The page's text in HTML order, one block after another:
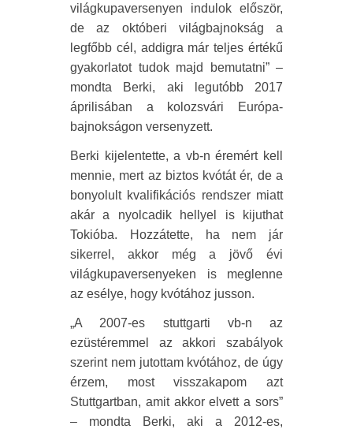
világkupaversenyen indulok először,
de az októberi világbajnokság a
legfőbb cél, addigra már teljes értékű
gyakorlatot tudok majd bemutatni” –
mondta Berki, aki legutóbb 2017
áprilisában a kolozsvári Európa-
bajnokságon versenyzett.
Berki kijelentette, a vb-n éremért kell
mennie, mert az biztos kvótát ér, de a
bonyolult kvalifikációs rendszer miatt
akár a nyolcadik hellyel is kijuthat
Tokióba. Hozzátette, ha nem jár
sikerrel, akkor még a jövő évi
világkupaversenyeken is meglenne
az esélye, hogy kvótához jusson.
„A 2007-es stuttgarti vb-n az
ezüstéremmel az akkori szabályok
szerint nem jutottam kvótához, de úgy
érzem, most visszakapom azt
Stuttgartban, amit akkor elvett a sors”
– mondta Berki, aki a 2012-es,